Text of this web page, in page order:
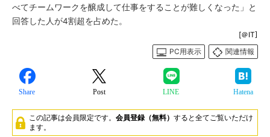
べてチームワークを醸成して仕事をすることが難しくなった」と
回答した人が4割超を占めた。
[＠IT]
PC用表示
関連情報
Share Post LINE Hatena
この記事は会員限定です。 会員登録（無料） すると全てご覧いただけ
ます。